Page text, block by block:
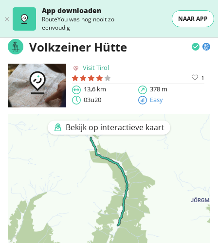
App downloaden
RouteYou was nog nooit zo
eenvoudig
NAAR APP
Volkzeiner Hütte
Visit Tirol
1
13,6 km
378 m
03u20
Easy
Bekijk op interactieve kaart